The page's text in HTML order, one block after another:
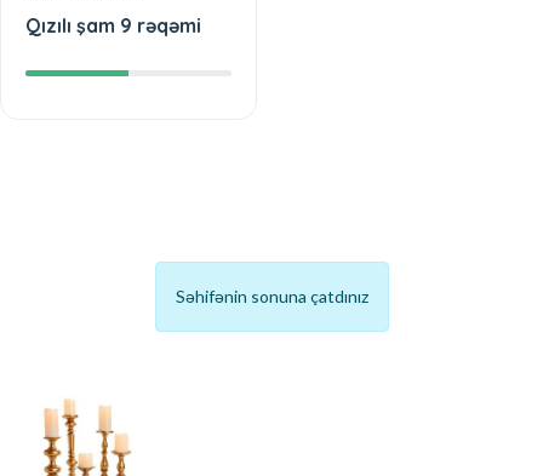
Qızılı şam 9 rəqəmi
Səhifənin sonuna çatdınız